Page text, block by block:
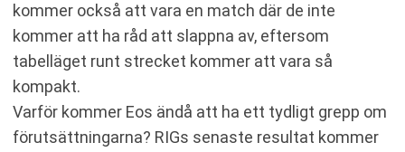
kommer också att vara en match där de inte
kommer att ha råd att slappna av, eftersom
tabelläget runt strecket kommer att vara så
kompakt.
Varför kommer Eos ändå att ha ett tydligt grepp om
förutsättningarna? RIGs senaste resultat kommer